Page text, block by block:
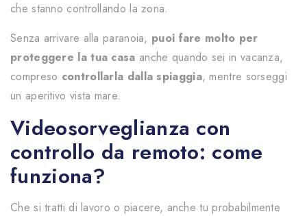
che stanno controllando la zona.
Senza arrivare alla paranoia, puoi fare molto per
proteggere la tua casa anche quando sei in vacanza,
compreso controllarla dalla spiaggia, mentre sorseggi
un aperitivo vista mare.
Videosorveglianza con
controllo da remoto: come
funziona?
Che si tratti di lavoro o piacere, anche tu probabilmente